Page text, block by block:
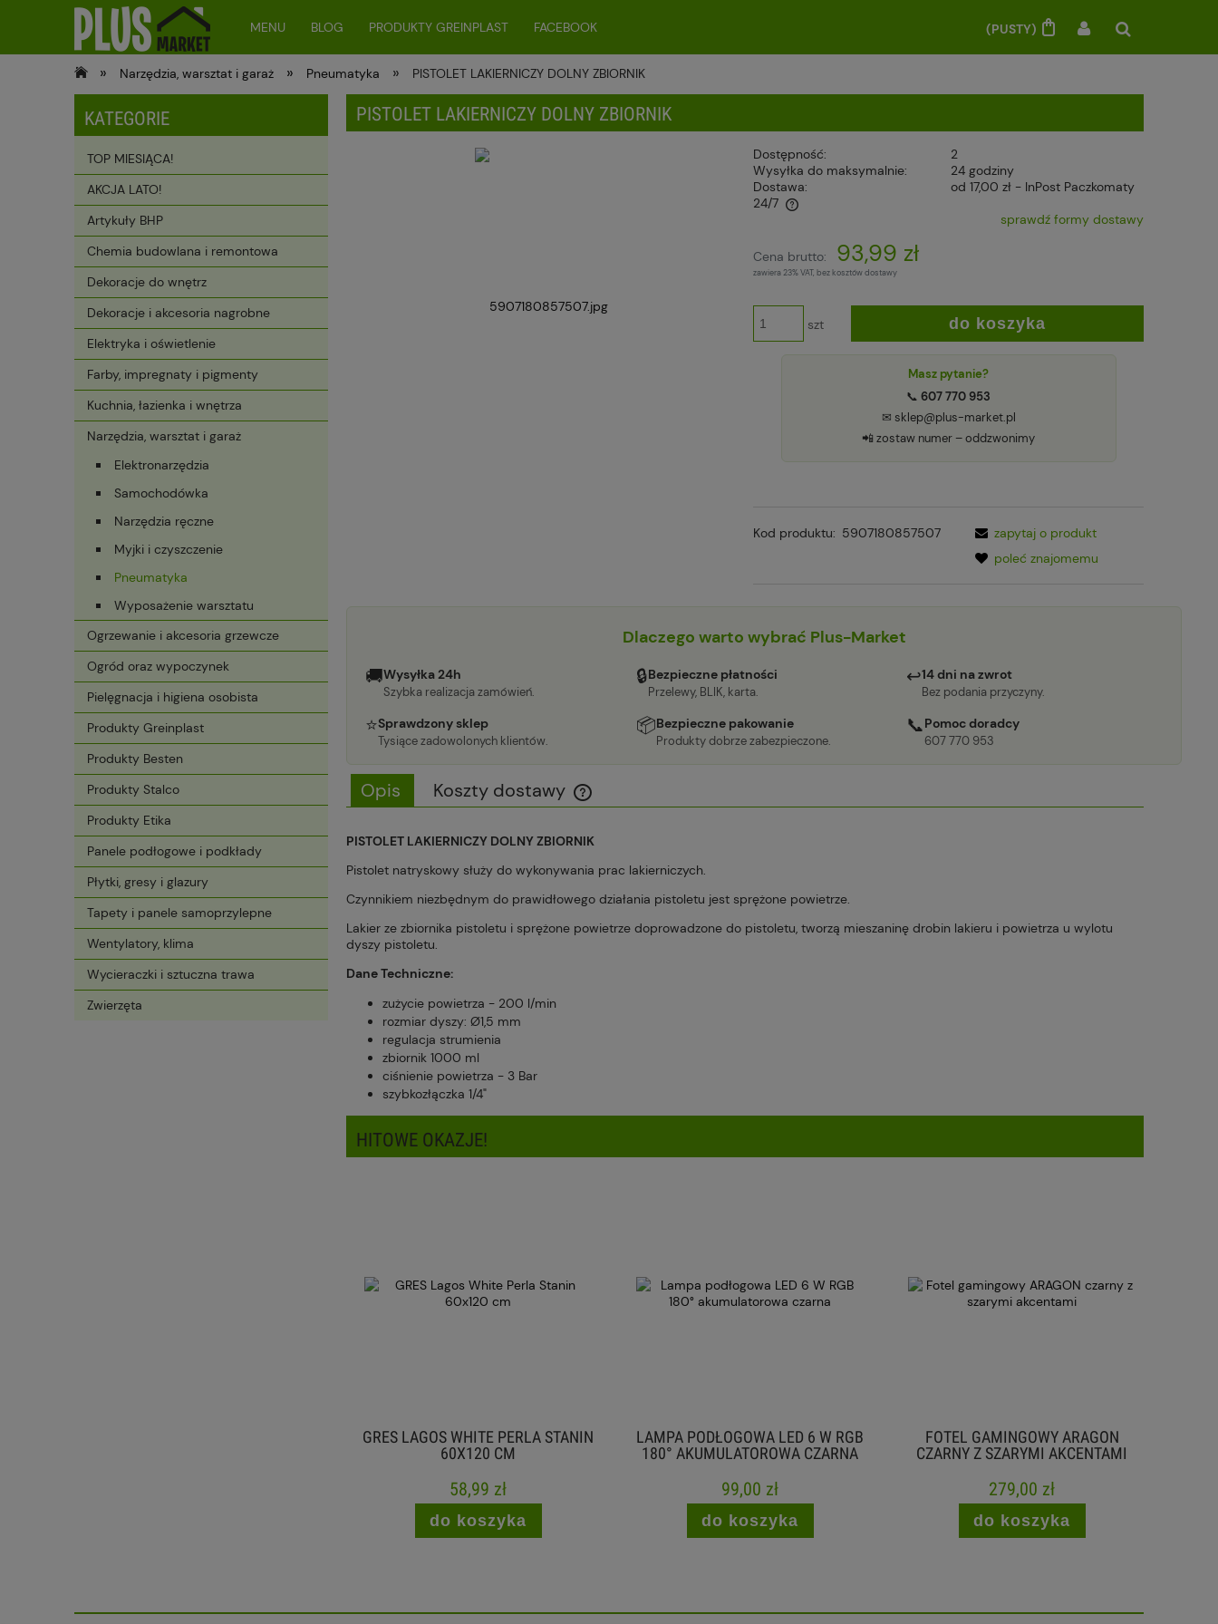
(PUSTY)
MENU BLOG PRODUKTY GREINPLAST FACEBOOK
» Narzędzia, warsztat i garaż » Pneumatyka » PISTOLET LAKIERNICZY DOLNY ZBIORNIK
KATEGORIE
TOP MIESIĄCA!
AKCJA LATO!
Artykuły BHP
Chemia budowlana i remontowa
Dekoracje do wnętrz
Dekoracje i akcesoria nagrobne
Elektryka i oświetlenie
Farby, impregnaty i pigmenty
Kuchnia, łazienka i wnętrza
Narzędzia, warsztat i garaż
Elektronarzędzia
Samochodówka
Narzędzia ręczne
Myjki i czyszczenie
Pneumatyka
Wyposażenie warsztatu
Ogrzewanie i akcesoria grzewcze
Ogród oraz wypoczynek
Pielęgnacja i higiena osobista
Produkty Greinplast
Produkty Besten
Produkty Stalco
Produkty Etika
Panele podłogowe i podkłady
Płytki, gresy i glazury
Tapety i panele samoprzylepne
Wentylatory, klima
Wycieraczki i sztuczna trawa
Zwierzęta
PISTOLET LAKIERNICZY DOLNY ZBIORNIK
Dostępność:
2
Wysyłka do maksymalnie:
24 godziny
Dostawa:
od 17,00 zł - InPost Paczkomaty
24/7
sprawdź formy dostawy
Cena brutto: 93,99 zł
zawiera 23% VAT, bez kosztów dostawy
szt do koszyka
Masz pytanie?
📞607 770 953
✉ sklep@plus-market.pl
📲 zostaw numer – oddzwonimy
Kod produktu: 5907180857507
zapytaj o produkt
poleć znajomemu
Dlaczego warto wybrać Plus-Market
🚚Wysyłka 24h
Szybka realizacja zamówień.
🔒Bezpieczne płatności
Przelewy, BLIK, karta.
↩14 dni na zwrot
Bez podania przyczyny.
⭐Sprawdzony sklep
Tysiące zadowolonych klientów.
📦Bezpieczne pakowanie
Produkty dobrze zabezpieczone.
📞Pomoc doradcy
607 770 953
Opis Koszty dostawy
Cena nie zawiera ewentualnych kosztów
PISTOLET LAKIERNICZY DOLNY ZBIORNIK
Pistolet natryskowy służy do wykonywania prac lakierniczych.
Czynnikiem niezbędnym do prawidłowego działania pistoletu jest sprężone powietrze.
Lakier ze zbiornika pistoletu i sprężone powietrze doprowadzone do pistoletu, tworzą mieszaninę drobin lakieru i powietrza u wylotu
dyszy pistoletu.
Dane Techniczne:
zużycie powietrza - 200 l/min
rozmiar dyszy: Ø1,5 mm
regulacja strumienia
zbiornik 1000 ml
ciśnienie powietrza - 3 Bar
szybkozłączka 1/4"
HITOWE OKAZJE!
GRES LAGOS WHITE PERLA STANIN
60X120 CM
58,99 zł
do koszyka
LAMPA PODŁOGOWA LED 6 W RGB
180° AKUMULATOROWA CZARNA
99,00 zł
do koszyka
FOTEL GAMINGOWY ARAGON
CZARNY Z SZARYMI AKCENTAMI
279,00 zł
do koszyka